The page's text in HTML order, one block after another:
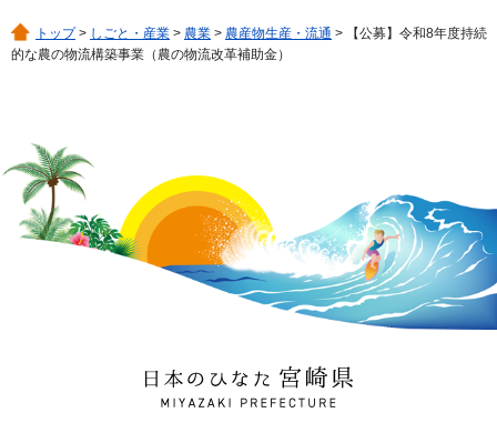
トップ> しごと・産業 > 農業 > 農産物生産・流通 > 【公募】令和8年度持続
的な農の物流構築事業（農の物流改革補助金）
日本のひなた 宮崎県
MIYAZAKI PREFECTURE